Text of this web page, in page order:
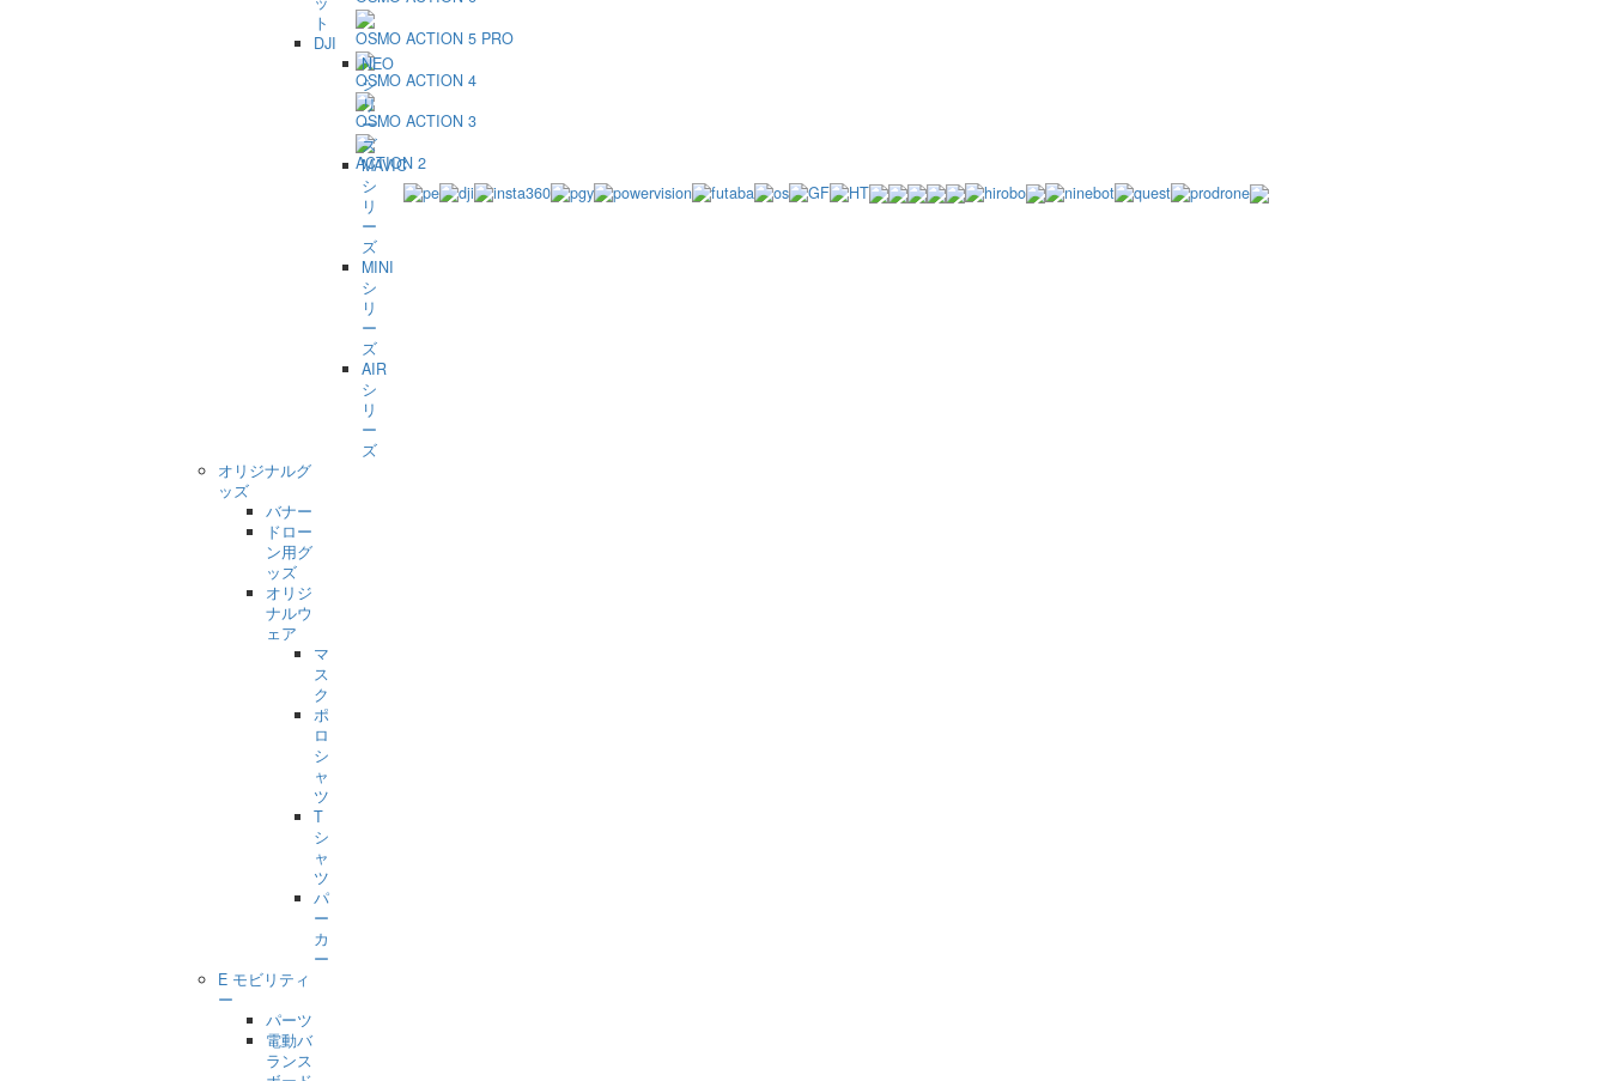
OSMO ACTION 5 PRO
OSMO ACTION 4
OSMO ACTION 3
ACTION 2
ト
DJI
NEO
シ
リ
ー
ズ
MAVIC
シ
リ
ー
ズ
MINI
シ
リ
ー
ズ
AIR
シ
リ
ー
ズ
オリジナルグ
ッズ
バナー
ドロー
ン用グ
ッズ
オリジ
ナルウ
ェア
マ
ス
ク
ポ
ロ
シ
ャ
ツ
T
シ
ャ
ツ
パ
ー
カ
ー
E モビリティ
ー
パーツ
電動バ
ランス